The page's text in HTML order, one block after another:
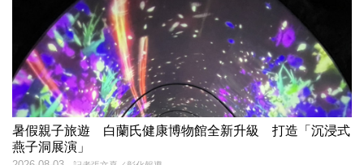
暑假親子旅遊 白蘭氏健康博物館全新升級 打造「沉浸式
燕子洞展演」